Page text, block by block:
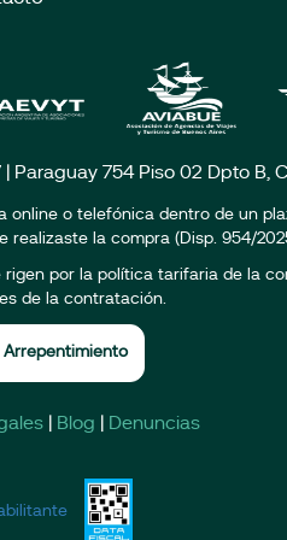
Paraguay 754 Piso 02 Dpto B,
o telefónica dentro de un
realizaste la compra (Disp. 954/
por la política tarifaria de la
de la contratación.
Arrepentimiento
Blog Denuncias